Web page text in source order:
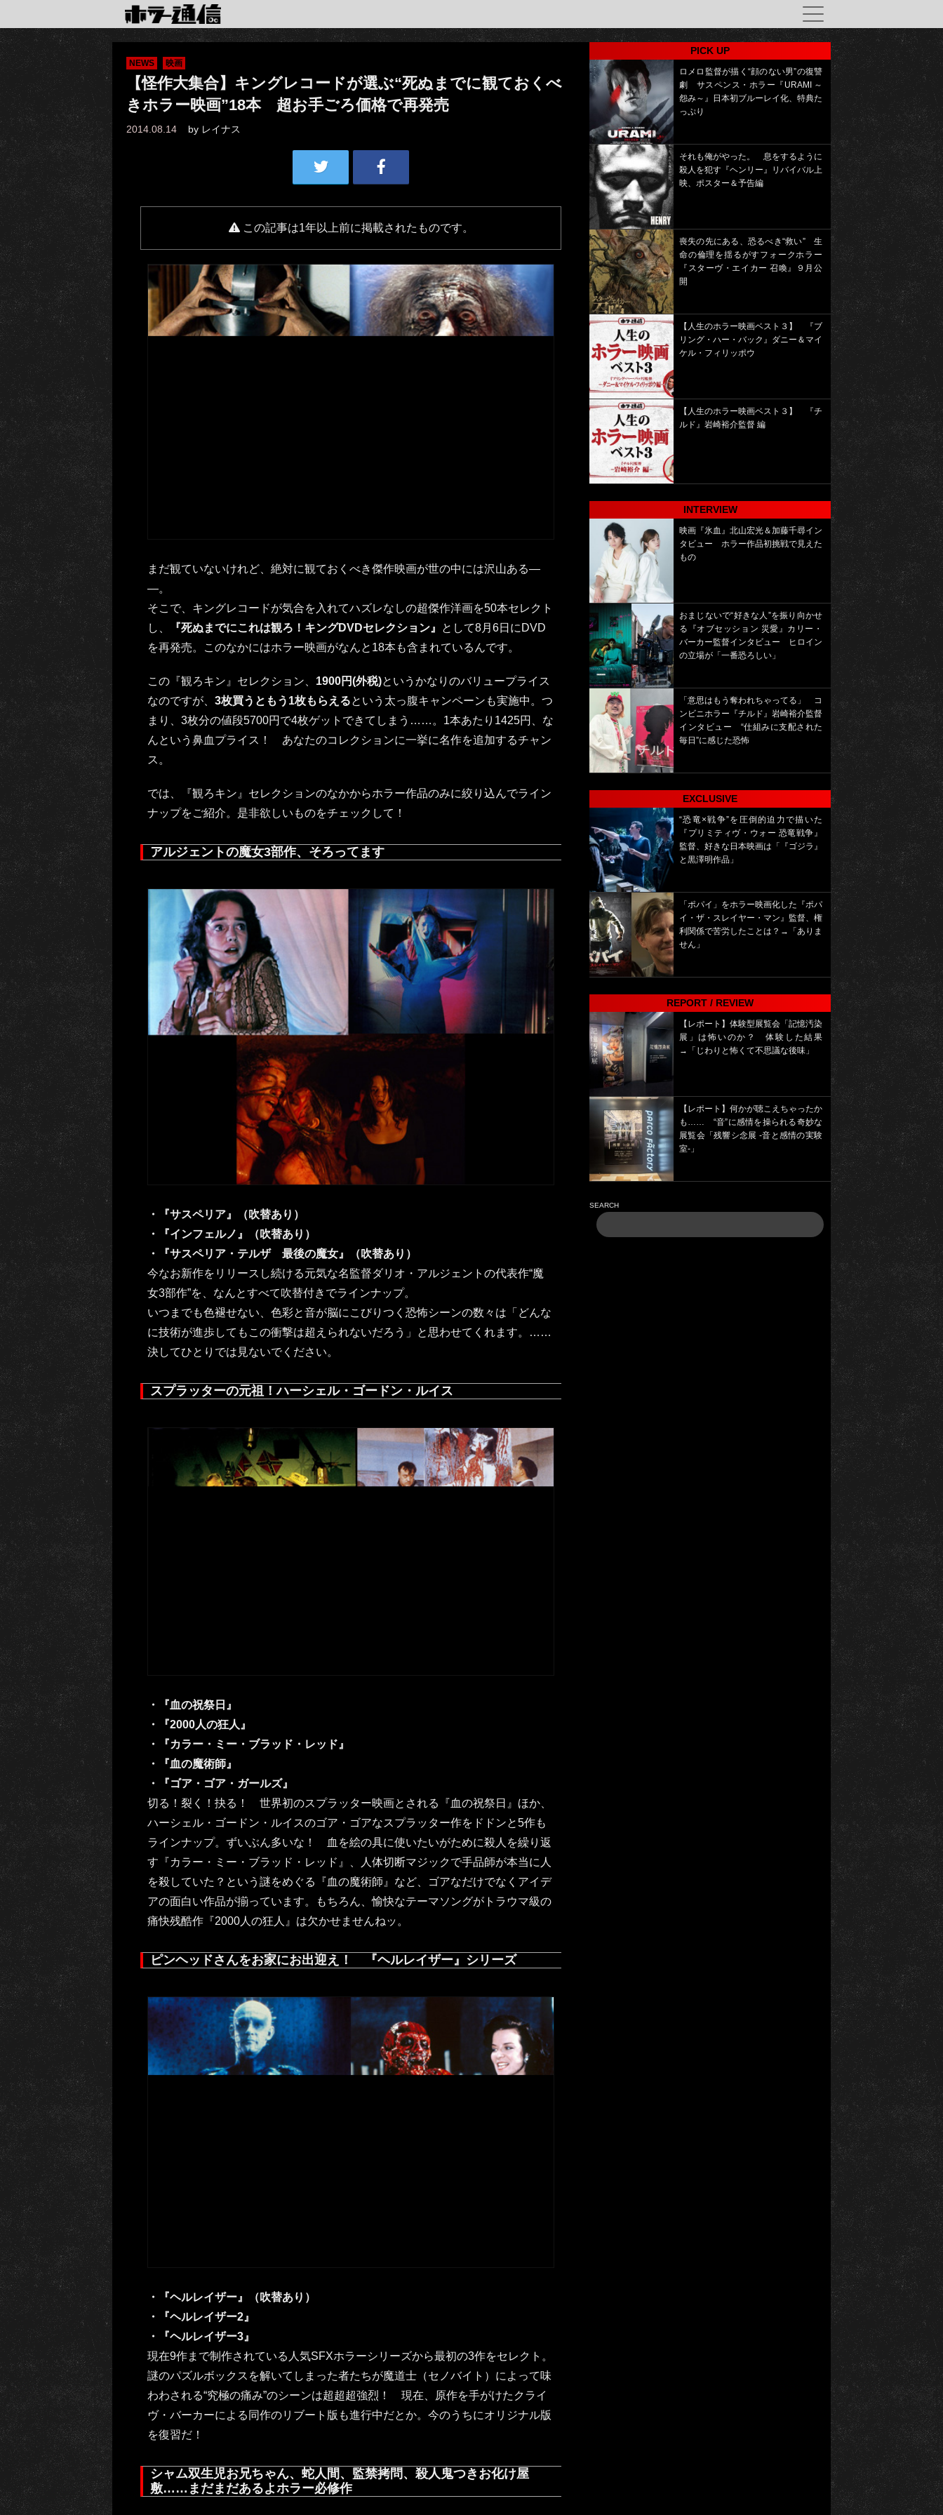
NEWS 映画
【怪作大集合】キングレコードが選ぶ“死ぬまでに観ておくべ
きホラー映画”18本 超お手ごろ価格で再発売
2014.08.14 by レイナス
この記事は1年以上前に掲載されたものです。
まだ観ていないけれど、絶対に観ておくべき傑作映画が世の中には沢山ある―
―。
そこで、キングレコードが気合を入れてハズレなしの超傑作洋画を50本セレクト
し、
『死ぬまでにこれは観ろ！キングDVDセレクション』
として8月6日にDVD
を再発売。このなかにはホラー映画がなんと18本も含まれているんです。
この『観ろキン』セレクション、 1900円(外税)というかなりのバリュープライス
なのですが、 3枚買うともう1枚もらえるという太っ腹キャンペーンも実施中。つ
まり、3枚分の値段5700円で4枚ゲットできてしまう……。1本あたり1425円、な
んという鼻血プライス！ あなたのコレクションに一挙に名作を追加するチャン
ス。
では、『観ろキン』セレクションのなかからホラー作品のみに絞り込んでライン
ナップをご紹介。是非欲しいものをチェックして！
アルジェントの魔女3部作、そろってます
・『サスペリア』（吹替あり）
・『インフェルノ』（吹替あり）
・『サスペリア・テルザ 最後の魔女』（吹替あり）
今なお新作をリリースし続ける元気な名監督ダリオ・アルジェントの代表作“魔
女3部作”を、なんとすべて吹替付きでラインナップ。
いつまでも色褪せない、色彩と音が脳にこびりつく恐怖シーンの数々は「どんな
に技術が進歩してもこの衝撃は超えられないだろう」と思わせてくれます。……
決してひとりでは見ないでください。
スプラッターの元祖！ハーシェル・ゴードン・ルイス
・『血の祝祭日』
・『2000人の狂人』
・『カラー・ミー・ブラッド・レッド』
・『血の魔術師』
・『ゴア・ゴア・ガールズ』
切る！裂く！抉る！ 世界初のスプラッター映画とされる『血の祝祭日』ほか、
ハーシェル・ゴードン・ルイスのゴア・ゴアなスプラッター作をドドンと5作も
ラインナップ。ずいぶん多いな！ 血を絵の具に使いたいがために殺人を繰り返
す『カラー・ミー・ブラッド・レッド』、人体切断マジックで手品師が本当に人
を殺していた？という謎をめぐる『血の魔術師』など、ゴアなだけでなくアイデ
アの面白い作品が揃っています。もちろん、愉快なテーマソングがトラウマ級の
痛快残酷作『2000人の狂人』は欠かせませんねッ。
ピンヘッドさんをお家にお出迎え！ 『ヘルレイザー』シリーズ
・『ヘルレイザー』（吹替あり）
・『ヘルレイザー2』
・『ヘルレイザー3』
現在9作まで制作されている人気SFXホラーシリーズから最初の3作をセレクト。
謎のパズルボックスを解いてしまった者たちが魔道士（セノバイト）によって味
わわされる“究極の痛み”のシーンは超超超強烈！ 現在、原作を手がけたクライ
ヴ・バーカーによる同作のリブート版も進行中だとか。今のうちにオリジナル版
を復習だ！
シャム双生児お兄ちゃん、蛇人間、監禁拷問、殺人鬼つきお化け屋
敷……まだまだあるよホラー必修作
PICK UP
ロメロ監督が描く“顔のない男”の復讐
劇 サスペンス・ホラー『URAMI ～
怨み～』日本初ブルーレイ化、特典た
っぷり
それも俺がやった。 息をするように
殺人を犯す『ヘンリー』リバイバル上
映、ポスター＆予告編
喪失の先にある、恐るべき“救い” 生
命の倫理を揺るがすフォークホラー
『スターヴ・エイカー 召喚』９月公
開
【人生のホラー映画ベスト３】 『ブ
リング・ハー・バック』ダニー＆マイ
ケル・フィリッポウ
【人生のホラー映画ベスト３】 『チ
ルド』岩崎裕介監督 編
INTERVIEW
映画『氷血』北山宏光＆加藤千尋イン
タビュー ホラー作品初挑戦で見えた
もの
おまじないで“好きな人”を振り向かせ
る『オブセッション 災愛』カリー・
バーカー監督インタビュー ヒロイン
の立場が「一番恐ろしい」
「意思はもう奪われちゃってる」 コ
ンビニホラー『チルド』岩崎裕介監督
インタビュー “仕組みに支配された
毎日”に感じた恐怖
EXCLUSIVE
“恐竜×戦争”を圧倒的迫力で描いた
『プリミティヴ・ウォー 恐竜戦争』
監督、好きな日本映画は「『ゴジラ』
と黒澤明作品」
「ポパイ」をホラー映画化した『ポパ
イ・ザ・スレイヤー・マン』監督、権
利関係で苦労したことは？→「ありま
せん」
REPORT / REVIEW
【レポート】体験型展覧会「記憶汚染
展」は怖いのか？ 体験した結果
→「じわりと怖くて不思議な後味」
【レポート】何かが聴こえちゃったか
も…… “音”に感情を操られる奇妙な
展覧会「残響シ念展 -⾳と感情の実験
室-」
SEARCH